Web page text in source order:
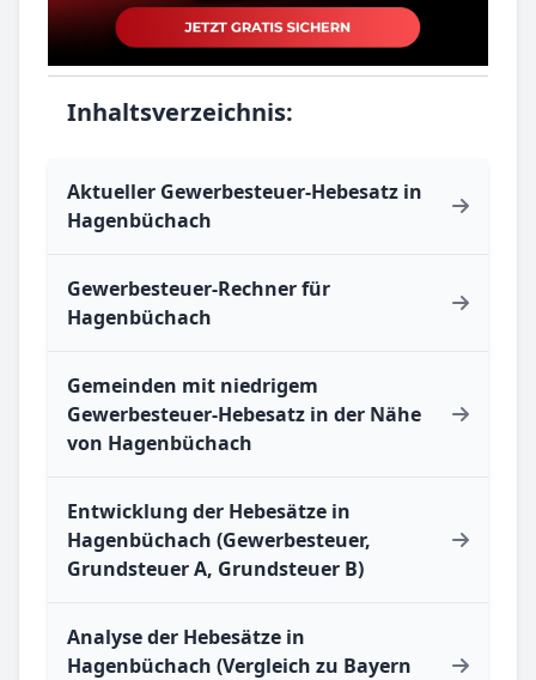
Inhaltsverzeichnis:
Aktueller Gewerbesteuer-Hebesatz in
Hagenbüchach
Gewerbesteuer-Rechner für
Hagenbüchach
Gemeinden mit niedrigem
Gewerbesteuer-Hebesatz in der Nähe
von Hagenbüchach
Entwicklung der Hebesätze in
Hagenbüchach (Gewerbesteuer,
Grundsteuer A, Grundsteuer B)
Analyse der Hebesätze in
Hagenbüchach (Vergleich zu Bayern